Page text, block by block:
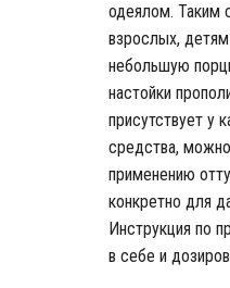
одеялом. Таким
взрослых,
небольшую
настойки
присутствует у
средства,
применению
конкретно для
Инструкция по
в себе и